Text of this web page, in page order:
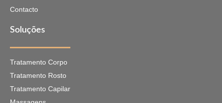
Contacto
Soluções
Tratamento Corpo
Tratamento Rosto
Tratamento Capilar